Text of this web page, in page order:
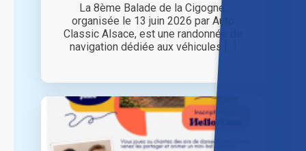
La 8ème Balade de la Cigogne,
organisée le 13 juin 2026 par Auto
Classic Alsace, est une randonnée de
navigation dédiée aux véhicules [...]